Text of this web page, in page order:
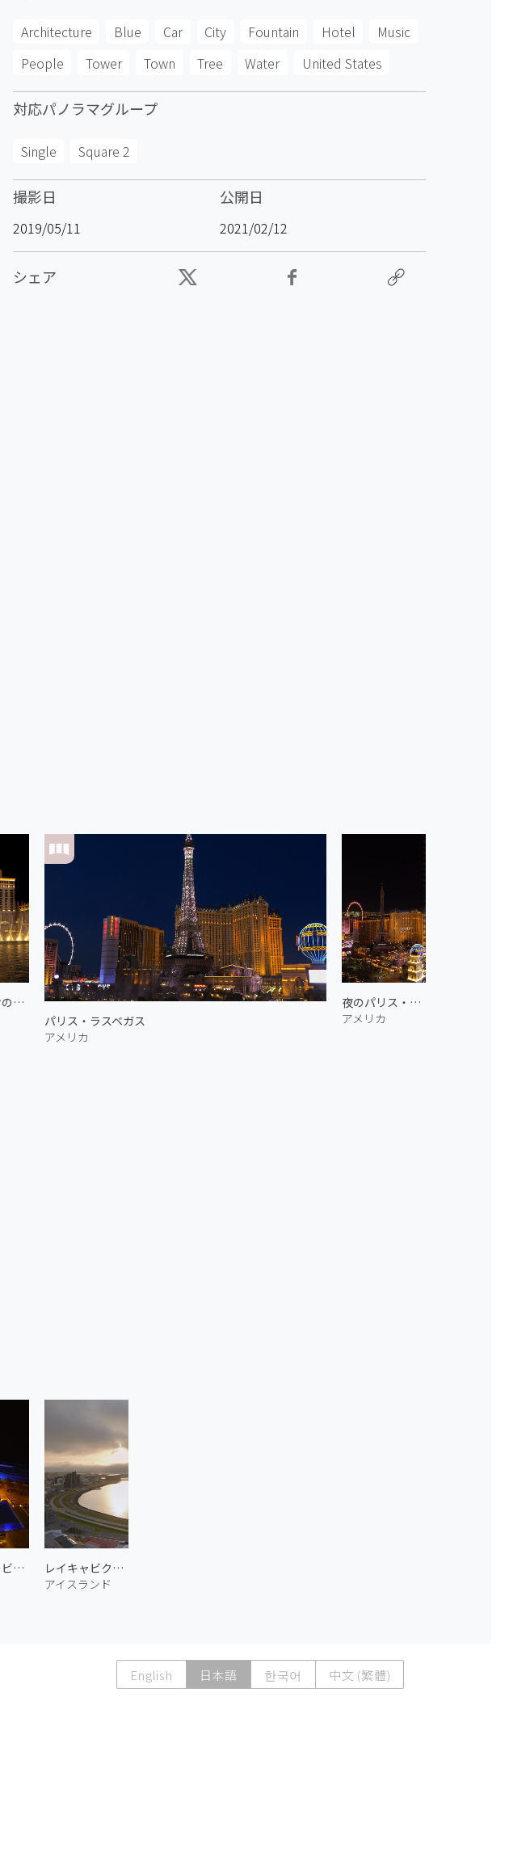
Architecture Blue Car City Fountain Hotel
Music
People
Tower Town Tree Water United States
対応パノラマグループ
Single Square 2
撮影日
2019/05/11
公開日
2021/02/12
シェア
ベラージオの噴水 2
パリス・ラスベガス
アメリカ
夜のパリス・ラスベガス 1
アメリカ
カンクンのビーチリゾート
レイキャビクの街並み 1
アイスランド
English 日本語 한국어 中文 (繁體)